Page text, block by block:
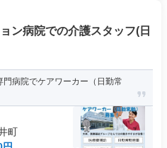
ン病院での介護スタッフ(日
門病院でケアワーカー（日勤常
町